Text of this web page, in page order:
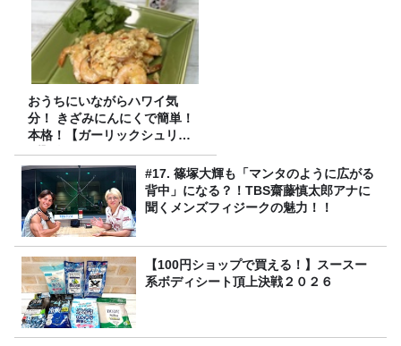
おうちにいながらハワイ気
分！ きざみにんにくで簡単！
本格！【ガーリックシュリン
プ】 桃屋のかんたんレシピ
#17. 篠塚大輝も「マンタのように広がる
背中」になる？！TBS齋藤慎太郎アナに
聞くメンズフィジークの魅力！！
【100円ショップで買える！】スースー
系ボディシート頂上決戦２０２６